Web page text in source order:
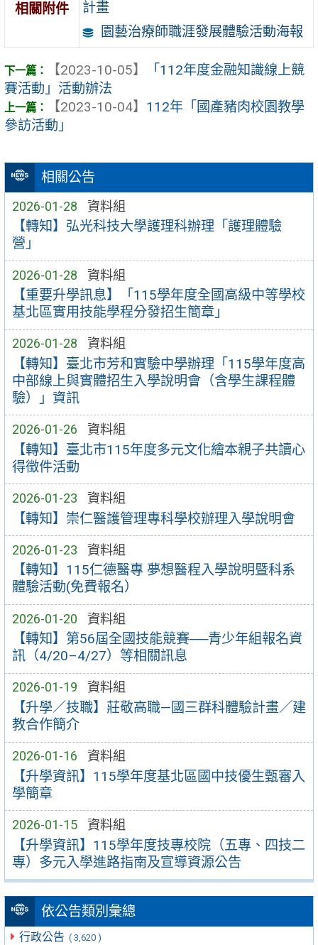
相關公告
2026-01-28 資料組
【轉知】弘光科技大學護理科辦理「護理體驗
營」
2026-01-28 資料組
【重要升學訊息】「115學年度全國高級中等學校
基北區實用技能學程分發招生簡章」
2026-01-28 資料組
【轉知】臺北市芳和實驗中學辦理「115學年度高
中部線上與實體招生入學說明會（含學生課程體
驗）」資訊
2026-01-26 資料組
【轉知】臺北市115年度多元文化繪本親子共讀心
得徵件活動
2026-01-23 資料組
【轉知】崇仁醫護管理專科學校辦理入學說明會
2026-01-23 資料組
【轉知】115仁德醫專 夢想醫程入學說明暨科系
體驗活動(免費報名）
2026-01-20 資料組
【轉知】第56屆全國技能競賽──青少年組報名資
訊（4/20–4/27）等相關訊息
2026-01-19 資料組
【升學／技職】莊敬高職—國三群科體驗計畫／建
教合作簡介
2026-01-16 資料組
【升學資訊】115學年度基北區國中技優生甄審入
學簡章
2026-01-15 資料組
【升學資訊】115學年度技專校院（五專、四技二
專）多元入學進路指南及宣導資源公告
依公告類別彙總
行政公告 ( 3,620 )
相關附件
計畫
園藝治療師職涯發展體驗活動海報
【2023-10-05】
「112年度金融知識線上競
賽活動」活動辦法
【2023-10-04】 112年「國產豬肉校園教學
參訪活動」